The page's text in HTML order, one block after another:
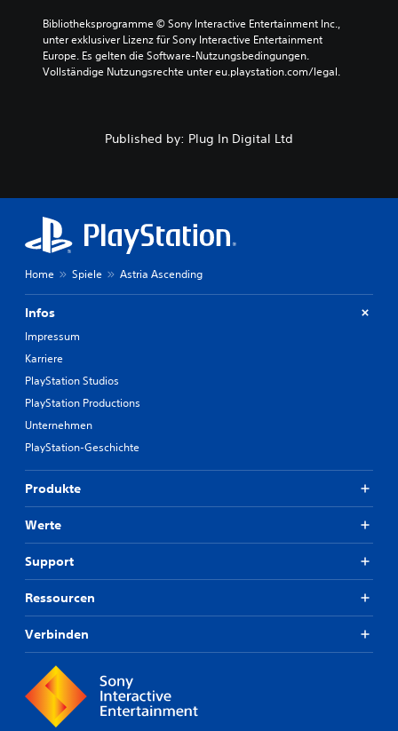
Bibliotheksprogramme © Sony Interactive Entertainment Inc.,
unter exklusiver Lizenz für Sony Interactive Entertainment
Europe. Es gelten die Software-Nutzungsbedingungen.
Vollständige Nutzungsrechte unter eu.playstation.com/legal.
Published by: Plug In Digital Ltd
Home Spiele Astria Ascending
Infos
Impressum
Karriere
PlayStation Studios
PlayStation Productions
Unternehmen
PlayStation-Geschichte
Produkte
Werte
Support
Ressourcen
Verbinden